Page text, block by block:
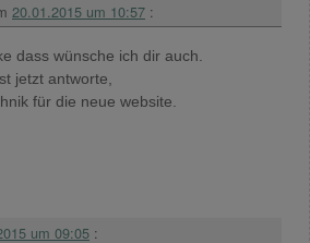
20.01.2015 um 10:57 :
dass wünsche ich dir auch.
jetzt antworte,
für die neue website.
um 09:05 :